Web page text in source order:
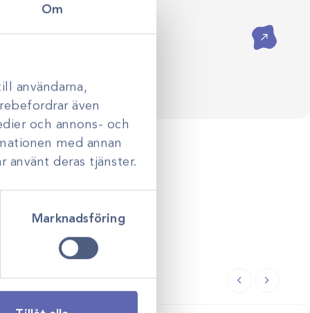
Om
användarna,
även
och annons- och
med annan
deras tjänster.
Marknadsföring
hjälper vi dig skapa